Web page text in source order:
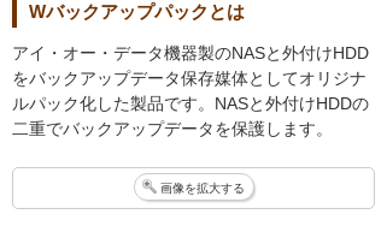
Wバックアップパックとは
アイ・オー・データ機器製のNASと外付けHDD
をバックアップデータ保存媒体としてオリジナ
ルパック化した製品です。NASと外付けHDDの
二重でバックアップデータを保護します。
画像を拡大する